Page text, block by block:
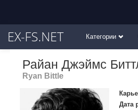
EX-FS.NET Категории
Райан Джэймс
Ryan Bittle
Дата